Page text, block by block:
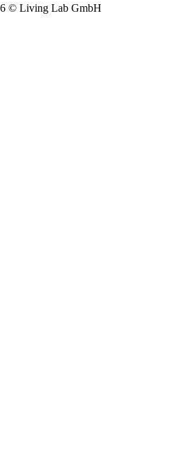
© Living Lab GmbH